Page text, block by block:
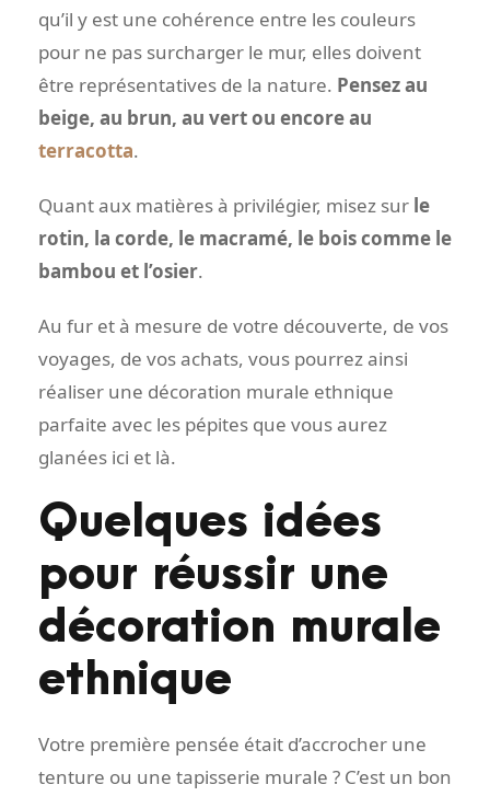
qu’il y est une cohérence entre les couleurs
pour ne pas surcharger le mur, elles doivent
être représentatives de la nature. Pensez au
beige, au brun, au vert ou encore au
terracotta.
Quant aux matières à privilégier, misez sur le
rotin, la corde, le macramé, le bois comme le
bambou et l’osier.
Au fur et à mesure de votre découverte, de vos
voyages, de vos achats, vous pourrez ainsi
réaliser une décoration murale ethnique
parfaite avec les pépites que vous aurez
glanées ici et là.
Quelques idées
pour réussir une
décoration murale
ethnique
Votre première pensée était d’accrocher une
tenture ou une tapisserie murale ? C’est un bon